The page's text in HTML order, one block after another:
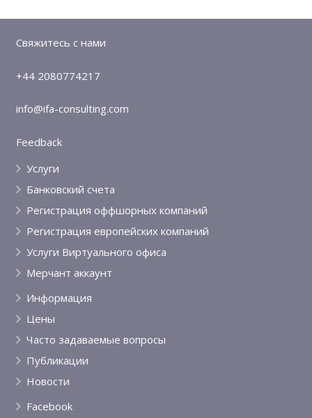
Свяжитесь с нами
+44 2080774217
info@ifa-consulting.com
Feedback
Услуги
Банковский счета
Регистрация оффшорных компаний
Регистрация европейских компаний
Услуги Виртуального офиса
Мерчант аккаунт
Информация
Цены
Часто задаваемые вопросы
Публикации
Новости
Facebook